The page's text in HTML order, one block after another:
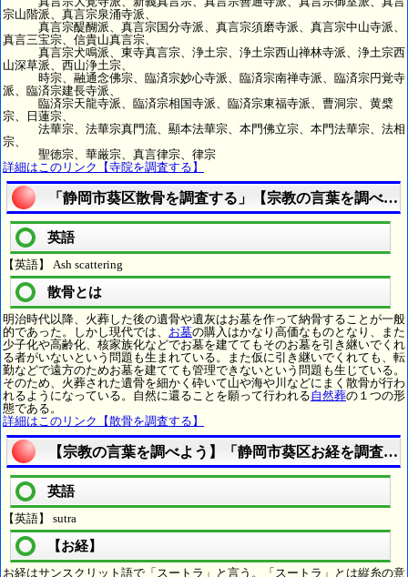
宗山階派、真言宗泉涌寺派、
真言宗醍醐派、真言宗国分寺派、真言宗須磨寺派、真言宗中山寺派、
真言三宝宗、信貴山真言宗、
真言宗犬鳴派、東寺真言宗、浄土宗、浄土宗西山禅林寺派、浄土宗西
山深草派、西山浄土宗、
時宗、融通念佛宗、臨済宗妙心寺派、臨済宗南禅寺派、臨済宗円覚寺
派、臨済宗建長寺派、
臨済宗天龍寺派、臨済宗相国寺派、臨済宗東福寺派、曹洞宗、黄檗
宗、日蓮宗、
法華宗、法華宗真門流、顯本法華宗、本門佛立宗、本門法華宗、法相
宗、
聖徳宗、華厳宗、真言律宗、律宗
詳細はこのリンク【寺院を調査する】
「静岡市葵区散骨を調査する」【宗教の言葉を調べよ
英語
【英語】 Ash scattering
散骨とは
明治時代以降、火葬した後の遺骨や遺灰はお墓を作って納骨することが一般
的であった。しかし現代では、 お墓の購入はかなり高価なものとなり、また
少子化や高齢化、核家族化などでお墓を建ててもそのお墓を引き継いでくれ
る者がいないという問題も生まれている。また仮に引き継いでくれても、転
勤などで遠方のためお墓を建てても管理できないという問題も生じている。
そのため、火葬された遺骨を細かく砕いて山や海や川などにまく散骨が行わ
れるようになっている。自然に還ることを願って行われる自然葬の１つの形
態である。
詳細はこのリンク【散骨を調査する】
【宗教の言葉を調べよう】「静岡市葵区お経を調査す
英語
【英語】 sutra
【お経】
お経はサンスクリット語で「スートラ」と言う。「スートラ」とは縦糸の意